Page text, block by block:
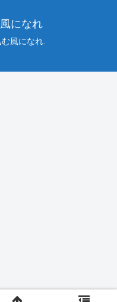
になれ
風になれ.